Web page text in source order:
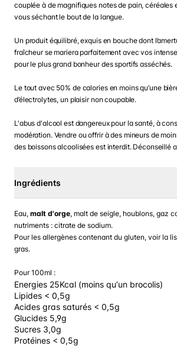
couplée à de magnifiques notes de pain, céréales
vous séchant le bout de la langue.
Un produit équilibré, exquis en bouche dont
fraîcheur se mariera parfaitement avec vos
pour le plus grand bonheur des sportifs asséchés.
Le tout avec 50% de calories en moins qu’une
d’électrolytes, un plaisir non coupable.
L'abus d'alcool est dangereux pour la santé, à
modération. Vendre ou offrir à des mineurs de
des boissons alcoolisées est interdit. Déconseillé
Ingrédients
Eau, malt d'orge, malt de seigle, houblons, gaz
nutriments : citrate de sodium.
Pour les allergènes contenant du gluten, voir la
gras.
Pour 100ml :
Energies 25Kcal (moins quʼun brocolis)
Lipides < 0,5g
Acides gras saturés < 0,5g
Glucides 5,9g
Sucres 3,0g
Protéines < 0,5g